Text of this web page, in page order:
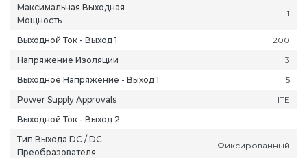
Максимальная Выходная
Мощность
1
Выходной Ток - Выход 1
200
Напряжение Изоляции
3
Выходное Напряжение - Выход 1
5
Power Supply Approvals
ITE
Выходной Ток - Выход 2
-
Тип Выхода DC / DC
Преобразователя
Фиксированный